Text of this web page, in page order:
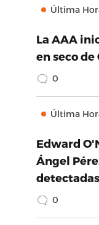
Última
La AAA
en seco de
0
Última
Edward
Ángel
0